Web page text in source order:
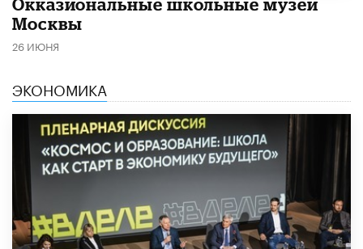
​Окказиональные школьные музеи
Москвы
26 ИЮНЯ
ЭКОНОМИКА